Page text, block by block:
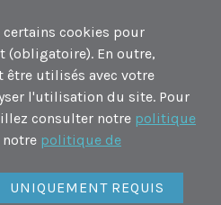
cookies pour
(obligatoire). En outre,
être utilisés avec votre
l'utilisation du site. Pour
consulter notre politique
notre politique de
UNIQUEMENT REQUIS